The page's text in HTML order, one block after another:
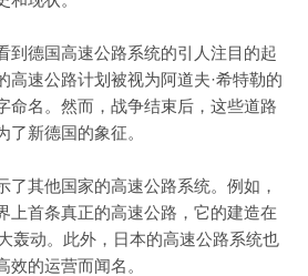
到德国高速公路系统的引人注目的起
高速公路计划被视为阿道夫·希特勒的
命名。然而，战争结束后，这些道路
新德国的象征。
了其他国家的高速公路系统。例如，
上首条真正的高速公路，它的建造在
轰动。此外，日本的高速公路系统也
效的运营而闻名。